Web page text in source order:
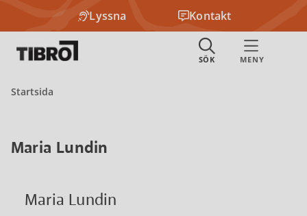
Lyssna Kontakt
Startsida
Maria Lundin
Maria Lundin